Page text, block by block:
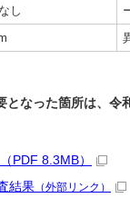
し
となった箇所は、令
PDF 8.3MB）
結果 （外部リンク）